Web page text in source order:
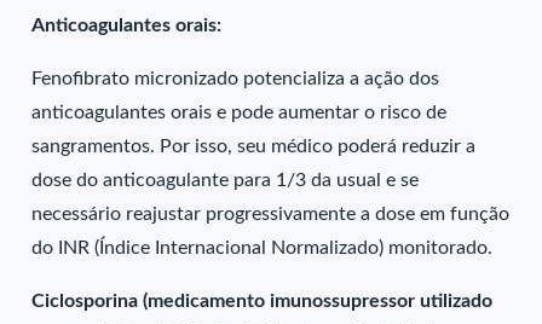
Anticoagulantes orais:
Fenofibrato micronizado potencializa a ação dos
anticoagulantes orais e pode aumentar o risco de
sangramentos. Por isso, seu médico poderá reduzir a
dose do anticoagulante para 1/3 da usual e se
necessário reajustar progressivamente a dose em função
do INR (Índice Internacional Normalizado) monitorado.
Ciclosporina (medicamento imunossupressor utilizado